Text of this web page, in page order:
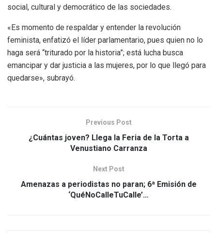
social, cultural y democrático de las sociedades.
«Es momento de respaldar y entender la revolución
feminista, enfatizó el líder parlamentario, pues quien no lo
haga será “triturado por la historia”; está lucha busca
emancipar y dar justicia a las mujeres, por lo que llegó para
quedarse», subrayó.
Previous Post
¿Cuántas joven? Llega la Feria de la Torta a
Venustiano Carranza
Next Post
Amenazas a periodistas no paran; 6ª Emisión de
‘QuéNoCalleTuCalle’…